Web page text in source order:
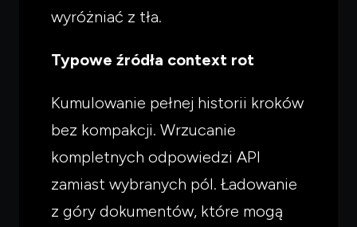
wyróżniać z tła.
Typowe źródła context rot
Kumulowanie pełnej historii kroków
bez kompakcji. Wrzucanie
kompletnych odpowiedzi API
zamiast wybranych pól. Ładowanie
z góry dokumentów, które mogą